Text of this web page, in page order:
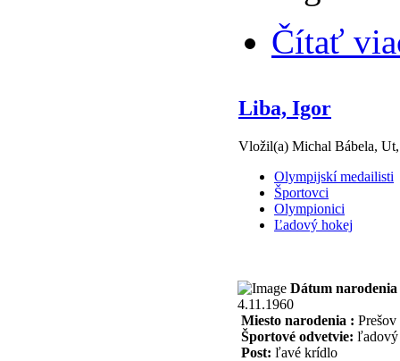
Čítať
Liba, Igor
Vložil(a) Michal Bábela,
Olympijskí medailisti
Športovci
Olympionici
Ľadový hokej
Dátum narodenia
4.11.1960
Miesto narodenia : Prešov
Športové odvetvie: ľadový
Post: ľavé krídlo